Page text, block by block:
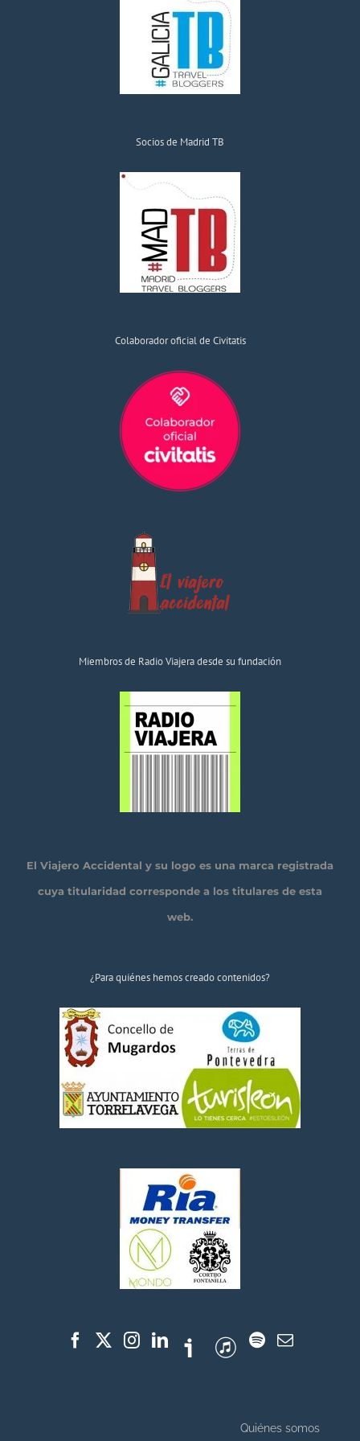
Socios de Madrid TB
Colaborador oficial de Civitatis
Miembros de Radio Viajera desde su fundación
El Viajero Accidental y su logo es una marca registrada
cuya titularidad corresponde a los titulares de esta
web.
¿Para quiénes hemos creado contenidos?
Quiénes somos